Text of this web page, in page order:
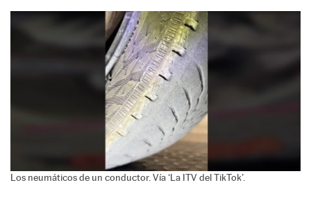
Los neumáticos de un conductor. Vía ‘La ITV del TikTok’.